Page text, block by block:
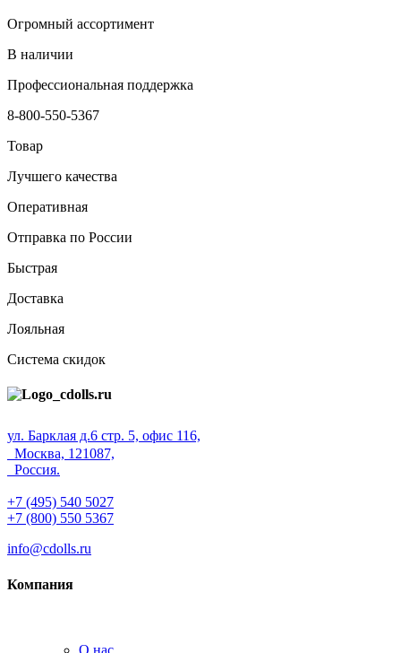
Огромный ассортимент
В наличии
Профессиональная поддержка
8-800-550-5367
Товар
Лучшего качества
Оперативная
Отправка по России
Быстрая
Доставка
Лояльная
Система скидок
ул. Барклая д.6 стр. 5, офис 116,
Москва, 121087,
Россия.
+7 (495) 540 5027
+7 (800) 550 5367
info@cdolls.ru
Компания
О нас